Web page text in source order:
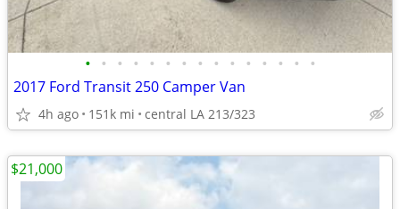
• • • • • • • • • • • • • • •
2017 Ford Transit 250 Camper Van
4h ago 151k mi central LA 213/323
$21,000